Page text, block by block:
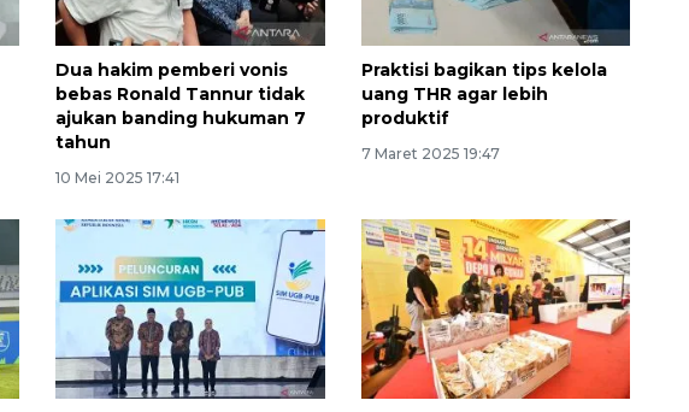
Dua hakim pemberi vonis
bebas Ronald Tannur tidak
ajukan banding hukuman 7
tahun
10 Mei 2025 17:41
Praktisi bagikan tips kelola
uang THR agar lebih
produktif
7 Maret 2025 19:47